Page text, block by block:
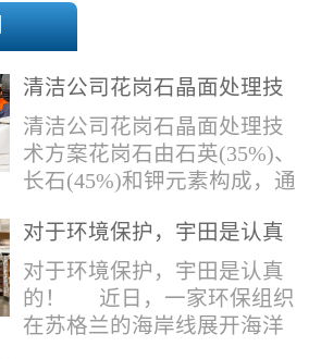
清洁公司花岗石晶面处理技
术方案
清洁公司花岗石晶面处理技
术方案花岗石由石英(35%)、
长石(45%)和钾元素构成，通
含有极少量的方解石，表面
能看出具有矿物颗粒的结晶
体，硬度比大理石硬，硬度
在6.5左右。维护比大理石容
对于环境保护，宇田是认真
的！
对于环境保护，宇田是认真
的！ 近日，一家环保组织
在苏格兰的海岸线展开海洋